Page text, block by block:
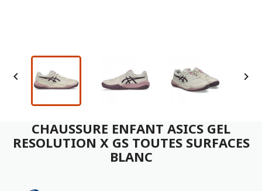
 
CHAUSSURE ENFANT ASICS GEL
RESOLUTION X GS TOUTES SURFACES
BLANC